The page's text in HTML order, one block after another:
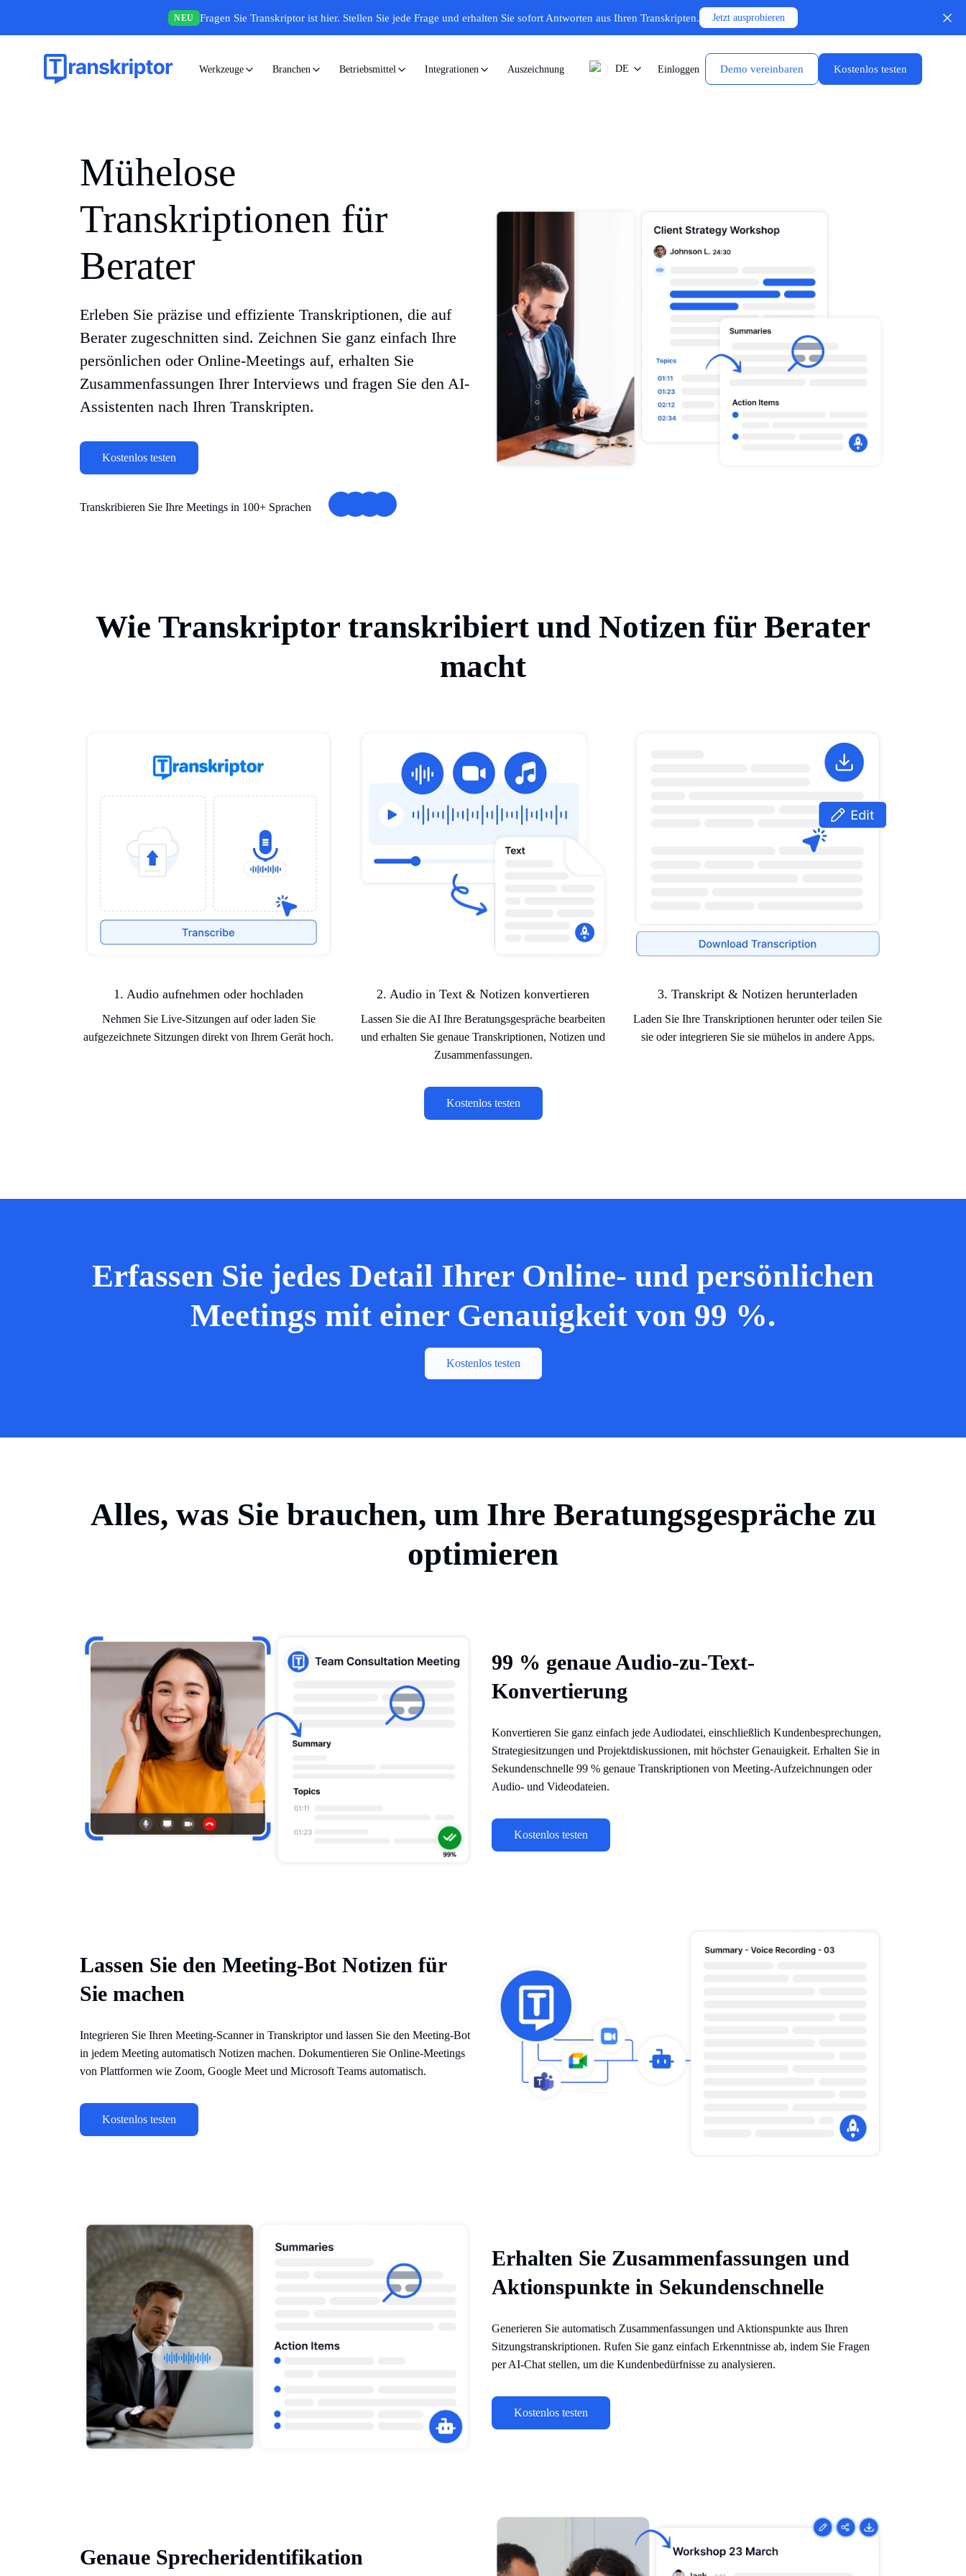
NEU Fragen Sie Transkriptor ist hier. Stellen Sie jede Frage und erhalten Sie sofort Antworten aus Ihren Transkripten. Jetzt ausprobieren
Werkzeuge Branchen Betriebsmittel Integrationen Auszeichnung DE Einloggen Demo vereinbaren Kostenlos testen
Mühelose
Transkriptionen für
Berater
Erleben Sie präzise und effiziente Transkriptionen, die auf
Berater zugeschnitten sind. Zeichnen Sie ganz einfach Ihre
persönlichen oder Online-Meetings auf, erhalten Sie
Zusammenfassungen Ihrer Interviews und fragen Sie den AI-
Assistenten nach Ihren Transkripten.
Kostenlos testen
Transkribieren Sie Ihre Meetings in 100+ Sprachen
Wie Transkriptor transkribiert und Notizen für Berater
macht
1. Audio aufnehmen oder hochladen
Nehmen Sie Live-Sitzungen auf oder laden Sie
aufgezeichnete Sitzungen direkt von Ihrem Gerät hoch.
2. Audio in Text & Notizen konvertieren
Lassen Sie die AI Ihre Beratungsgespräche bearbeiten
und erhalten Sie genaue Transkriptionen, Notizen und
Zusammenfassungen.
3. Transkript & Notizen herunterladen
Laden Sie Ihre Transkriptionen herunter oder teilen Sie
sie oder integrieren Sie sie mühelos in andere Apps.
Kostenlos testen
Erfassen Sie jedes Detail Ihrer Online- und persönlichen
Meetings mit einer Genauigkeit von 99 %.
Kostenlos testen
Alles, was Sie brauchen, um Ihre Beratungsgespräche zu
optimieren
99 % genaue Audio-zu-Text-
Konvertierung
Konvertieren Sie ganz einfach jede Audiodatei, einschließlich Kundenbesprechungen,
Strategiesitzungen und Projektdiskussionen, mit höchster Genauigkeit. Erhalten Sie in
Sekundenschnelle 99 % genaue Transkriptionen von Meeting-Aufzeichnungen oder
Audio- und Videodateien.
Kostenlos testen
Lassen Sie den Meeting-Bot Notizen für
Sie machen
Integrieren Sie Ihren Meeting-Scanner in Transkriptor und lassen Sie den Meeting-Bot
in jedem Meeting automatisch Notizen machen. Dokumentieren Sie Online-Meetings
von Plattformen wie Zoom, Google Meet und Microsoft Teams automatisch.
Kostenlos testen
Erhalten Sie Zusammenfassungen und
Aktionspunkte in Sekundenschnelle
Generieren Sie automatisch Zusammenfassungen und Aktionspunkte aus Ihren
Sitzungstranskriptionen. Rufen Sie ganz einfach Erkenntnisse ab, indem Sie Fragen
per AI-Chat stellen, um die Kundenbedürfnisse zu analysieren.
Kostenlos testen
Genaue Sprecheridentifikation